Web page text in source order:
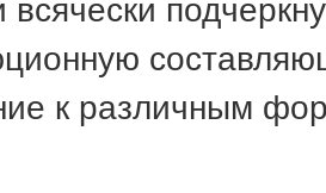
к различным